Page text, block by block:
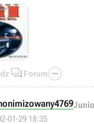
 Forum 
01-29 18:35